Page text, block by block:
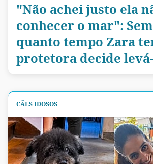
"Não achei justo ela
conhecer o mar":
quanto tempo Zara
protetora decide
CÃES IDOSOS